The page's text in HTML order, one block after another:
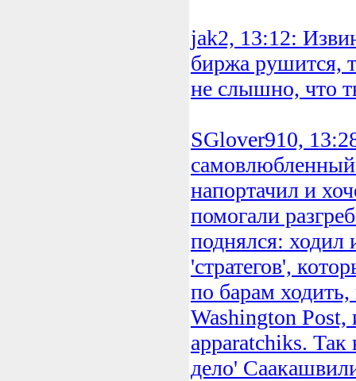
jak2, 13:12:
биржа рушится,
не слышно, что
SGlover910,
напортачил и
помогали
поднялся:
'стратегов',
по барам
Washington Post,
apparatchiks. Так
дело'